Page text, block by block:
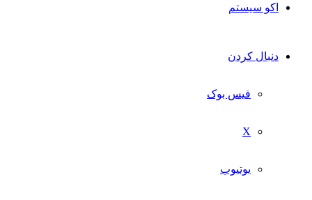
اکو سیستم
دنبال کردن
فیس بوک
X
یوتیوب